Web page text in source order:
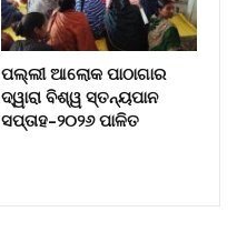
ପଲ୍ଲୀ ଆଲୋକ ପାଠାଗାର
ଦ୍ୱାରା ବିଶ୍ୱ ସ୍ତନ୍ୟପାନ
ସପ୍ତାହ–୨୦୨୬ ପାଳିତ